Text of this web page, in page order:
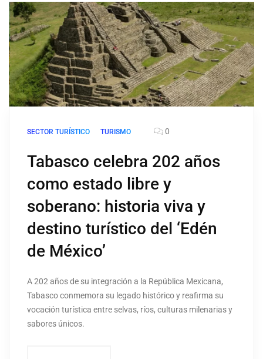
SECTOR TURÍSTICO TURISMO 0
Tabasco celebra 202 años
como estado libre y
soberano: historia viva y
destino turístico del ‘Edén
de México’
A 202 años de su integración a la República Mexicana,
Tabasco conmemora su legado histórico y reafirma su
vocación turística entre selvas, ríos, culturas milenarias y
sabores únicos.